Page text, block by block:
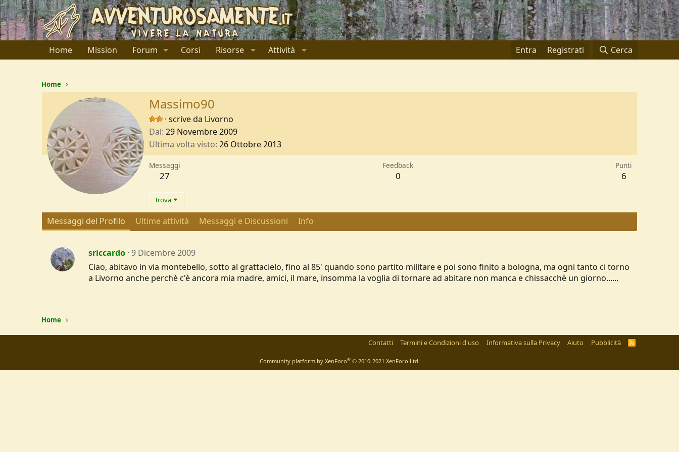
Home Mission Forum Corsi Risorse Attività Entra Registrati Cerca
Home
Massimo90
· scrive da Livorno
Dal 29 Novembre 2009
Ultima volta visto 26 Ottobre 2013
Messaggi
27
Feedback
0
Punti
6
Trova
Messaggi del Profilo Ultime attività Messaggi e Discussioni Info
sriccardo 9 Dicembre 2009
Ciao, abitavo in via montebello, sotto al grattacielo, fino al 85' quando sono partito militare e poi sono finito a bologna, ma ogni tanto ci torno
a Livorno anche perchè c'è ancora mia madre, amici, il mare, insomma la voglia di tornare ad abitare non manca e chissacchè un giorno......
Home
Contatti Termini e Condizioni d'uso Informativa sulla Privacy Aiuto Pubblicità
R
Community platform by XenForo® © 2010-2021 XenForo Ltd.